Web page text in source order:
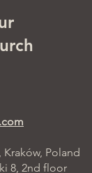
Poland
8, 2nd floor